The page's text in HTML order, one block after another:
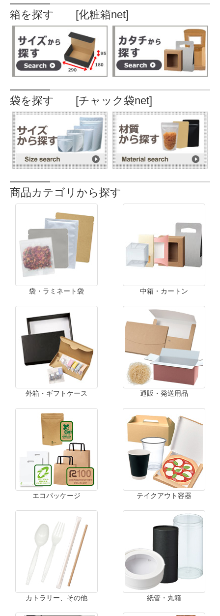
箱を探す [化粧箱net]
袋を探す [チャック袋net]
商品カテゴリから探す
袋・ラミネート袋 中箱・カートン
外箱・ギフトケース 通販・発送用品
エコパッケージ テイクアウト容器
カトラリー、その他 紙管・丸箱